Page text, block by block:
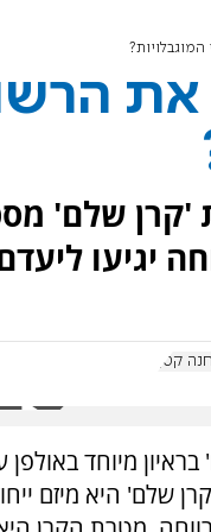
'קרן שלם'
יגיעו
קטן
'קרן שלם' היא מיזם